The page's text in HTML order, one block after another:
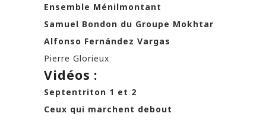
Ensemble Ménilmontant
Samuel Bondon du Groupe Mokhtar
Alfonso Fernández Vargas
Pierre Glorieux
Vidéos :
Septentriton 1 et 2
Ceux qui marchent debout